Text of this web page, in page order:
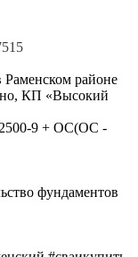
районе
КП «Высокий
9 + ОС(ОС -
фундаментов